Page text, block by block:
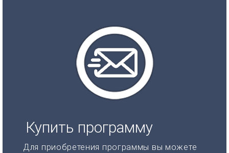
Купить программу
Для приобретения программы вы можете